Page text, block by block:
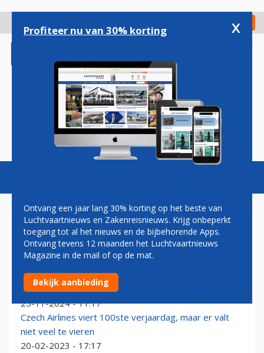
gaan
Check in
Magazine Podcasts Vacatures
CSA CZECH AIRLINES
In beeld: Smartwings neemt eerste Airbus A220 in
ontvangst
25-11-2024 - 11:17
Czech Airlines viert 100ste verjaardag, maar er valt
niet veel te vieren
20-02-2023 - 17:17
Profiteer nu van 30% korting x
Ontvang een jaar lang 30% korting op het beste van
Luchtvaartnieuws en Zakenreisnieuws. Krijg onbeperkt
toegang tot al het nieuws en de bijbehorende Apps.
Ontvang tevens 12 maanden het Luchtvaartnieuws
Magazine in de mail of op de mat.
Bekijk aanbieding